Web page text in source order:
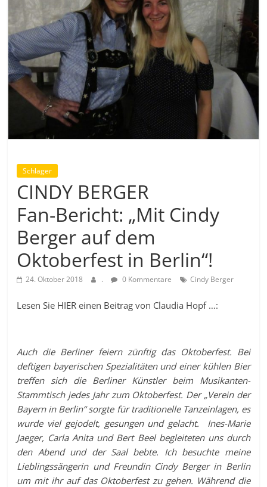
Schlager
CINDY BERGER
Fan-Bericht: „Mit Cindy
Berger auf dem
Oktoberfest in Berlin“!
24. Oktober 2018 . 0 Kommentare Cindy Berger
Lesen Sie HIER einen Beitrag von Claudia Hopf …:
Auch die Berliner feiern zünftig das Oktoberfest. Bei
deftigen bayerischen Spezialitäten und einer kühlen Bier
treffen sich die Berliner Künstler beim Musikanten-
Stammtisch jedes Jahr zum Oktoberfest. Der „Verein der
Bayern in Berlin“ sorgte für traditionelle Tanzeinlagen, es
wurde viel gejodelt, gesungen und gelacht. Ines-Marie
Jaeger, Carla Anita und Bert Beel begleiteten uns durch
den Abend und der Saal bebte. Ich besuchte meine
Lieblingssängerin und Freundin Cindy Berger in Berlin
um mit ihr auf das Oktoberfest zu gehen. Während die